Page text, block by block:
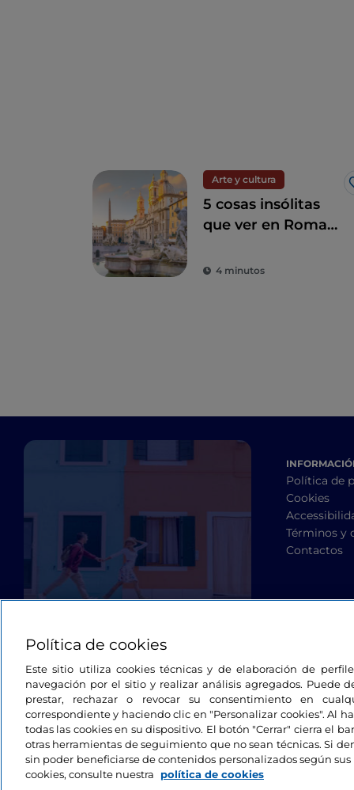
Arte y cultura
5 cosas insólitas
que ver en Roma
lo profano
4 minutos
Política de
Cookies
Términos y
Contactos
Política de cookies
Este sitio utiliza cookies técnicas y de elaboración de
navegación por el sitio y realizar análisis agregados. Puede
prestar, rechazar o revocar su consentimiento en
correspondiente y haciendo clic en "Personalizar cookies". Al
todas las cookies en su dispositivo. El botón "Cerrar" cierra el
otras herramientas de seguimiento que no sean técnicas. Si
sin poder beneficiarse de contenidos personalizados según
cookies, consulte nuestra
política de cookies